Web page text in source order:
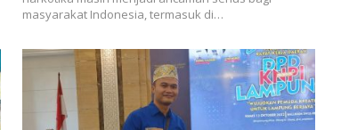
masyarakat Indonesia, termasuk di…